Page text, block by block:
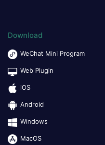
Download
WeChat Mini Program
Web Plugin
iOS
Android
Windows
MacOS